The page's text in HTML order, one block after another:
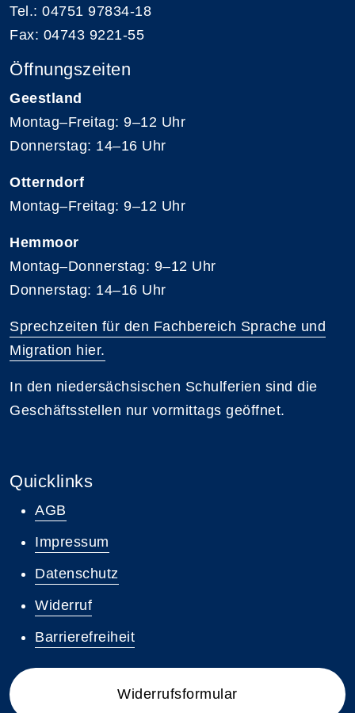
Tel.: 04751 97834-18
Fax: 04743 9221-55
Öffnungszeiten
Geestland
Montag–Freitag: 9–12 Uhr
Donnerstag: 14–16 Uhr
Otterndorf
Montag–Freitag: 9–12 Uhr
Hemmoor
Montag–Donnerstag: 9–12 Uhr
Donnerstag: 14–16 Uhr
Sprechzeiten für den Fachbereich Sprache und
Migration hier.
In den niedersächsischen Schulferien sind die
Geschäftsstellen nur vormittags geöffnet.
Quicklinks
AGB
Impressum
Datenschutz
Widerruf
Barrierefreiheit
Widerrufsformular